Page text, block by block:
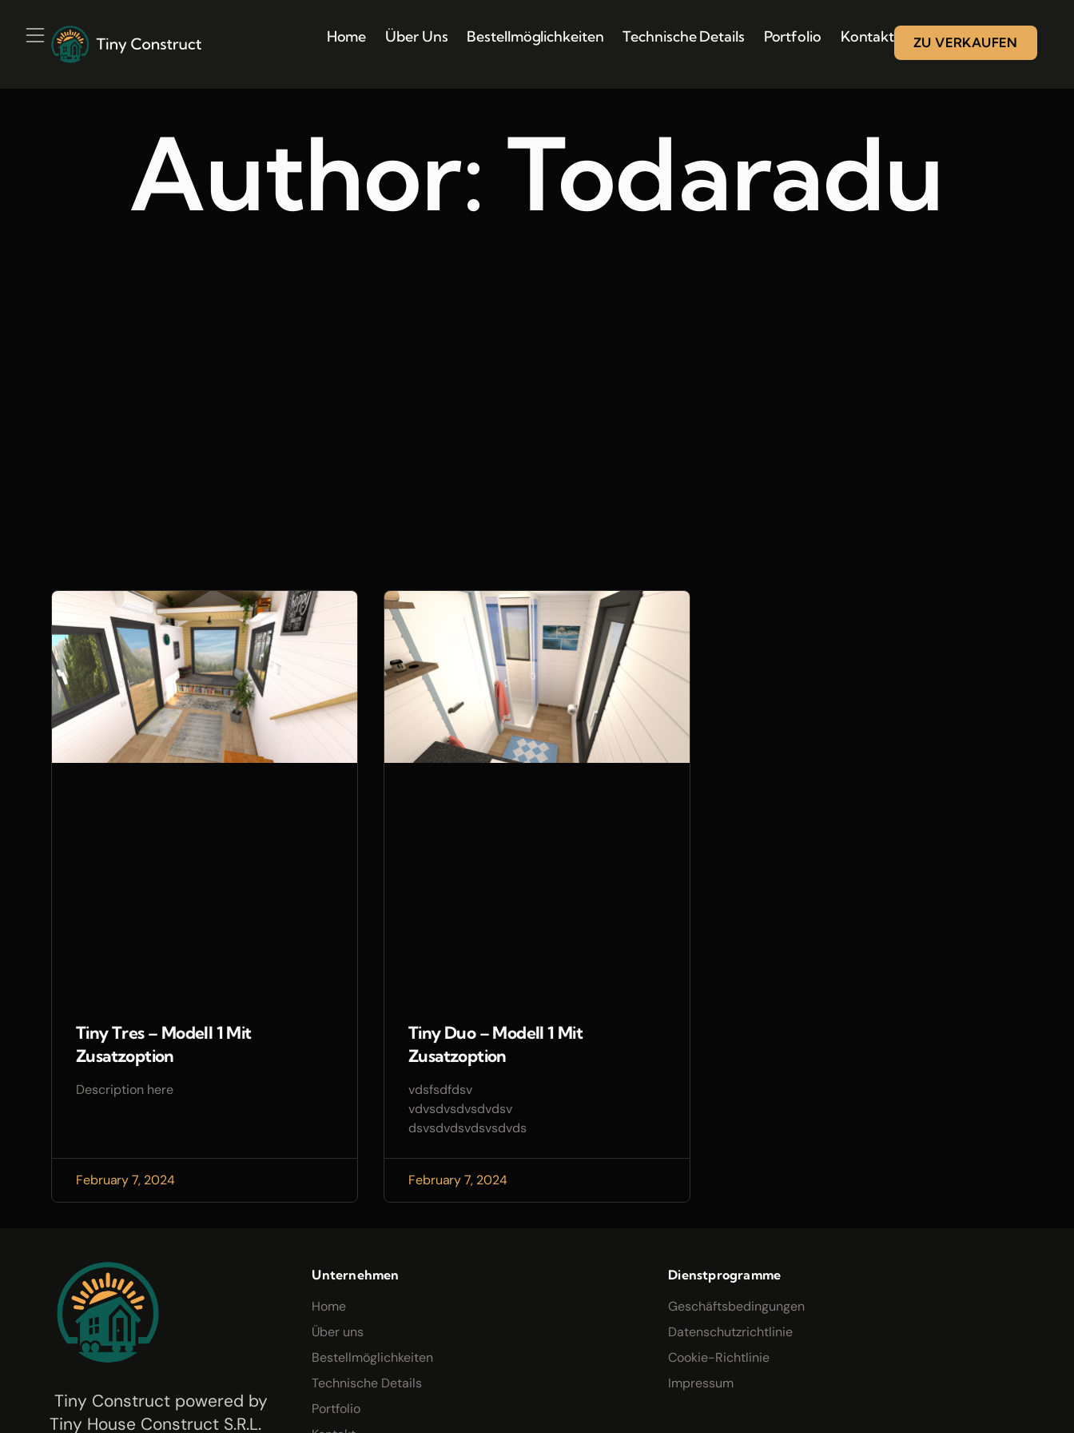
Home Über Uns Bestellmöglichkeiten Technische Details Portfolio Kontakt ZU VERKAUFEN
Author: Todaradu
Tiny Tres – Modell 1 Mit
Zusatzoption
Description here
February 7, 2024
Tiny Duo – Modell 1 Mit
Zusatzoption
vdsfsdfdsv
vdvsdvsdvsdvdsv
dsvsdvdsvdsvsdvds
February 7, 2024
Tiny Construct powered by
Tiny House Construct S.R.L.
Unternehmen
Home
Über uns
Bestellmöglichkeiten
Technische Details
Portfolio
Dienstprogramme
Geschäftsbedingungen
Datenschutzrichtlinie
Cookie-Richtlinie
Impressum